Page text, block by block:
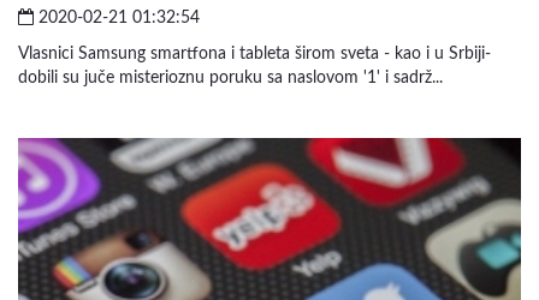
2020-02-21 01:32:54
Vlasnici Samsung smartfona i tableta širom sveta - kao i u Srbiji-
dobili su juče misterioznu poruku sa naslovom '1' i sadrž...